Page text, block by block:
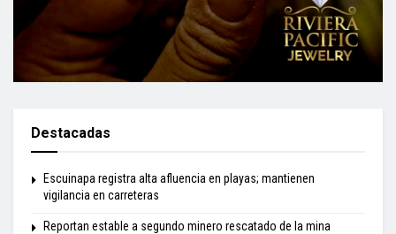
Destacadas
Escuinapa registra alta afluencia en playas; mantienen
vigilancia en carreteras
Reportan estable a segundo minero rescatado de la mina